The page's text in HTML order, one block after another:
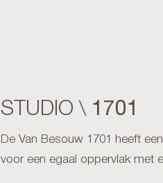
STUDIO \ 1701
De Van Besouw 1701 heeft
voor een egaal oppervlak met